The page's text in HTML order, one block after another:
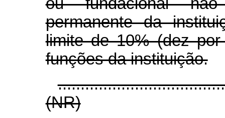
permanente da
limite de 10% (dez
funções da instituição.
(NR)